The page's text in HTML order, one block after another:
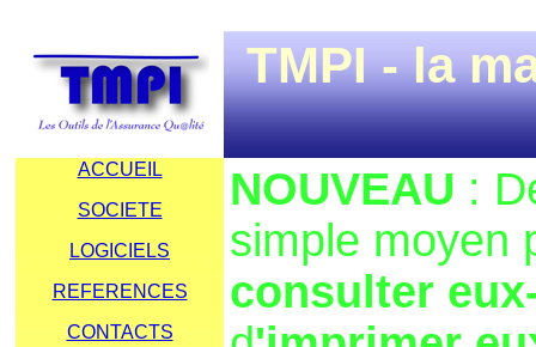
TMPI - la
ACCUEIL
SOCIETE
LOGICIELS
REFERENCES
CONTACTS
NOUVEAU :
simple moyen
consulter